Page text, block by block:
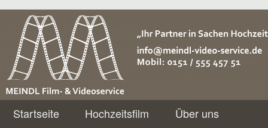
Meindl Video Service
Hauptmenü
Zum
Startseite Hochzeitsfilm
Über uns